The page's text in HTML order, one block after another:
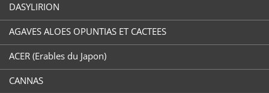
DASYLIRION
AGAVES ALOES OPUNTIAS ET CACTEES
ACER (Erables du Japon)
CANNAS